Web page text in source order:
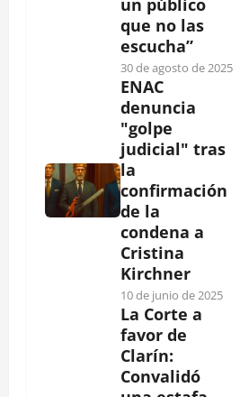
un público
que no las
escucha”
30 de agosto de 2025
ENAC
denuncia
"golpe
judicial" tras
la
confirmación
de la
condena a
Cristina
Kirchner
10 de junio de 2025
La Corte a
favor de
Clarín:
Convalidó